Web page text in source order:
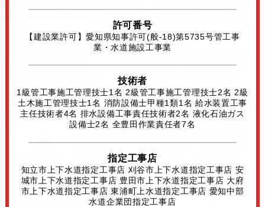
許可番号
【建設業許可】愛知県知事許可(般-18)第5735号管工事
業・水道施設工事業
技術者
1級管工事施工管理技士1名 2級管工事施工管理技士2名 2級
土木施工管理技士1名 消防設備士甲種1類1名 給水装置工事
主任技術者4名 排水設備工事責任技術者2名 液化石油ガス
設備士2名 全豊田作業責任者7名
指定工事店
知立市上下水道指定工事店 刈谷市上下水道指定工事店 安
城市上下水道指定工事店 豊田市上下水道指定工事店 大府
市上下水道指定工事店 東浦町上水道指定工事店 愛知中部
水道企業団指定工事店